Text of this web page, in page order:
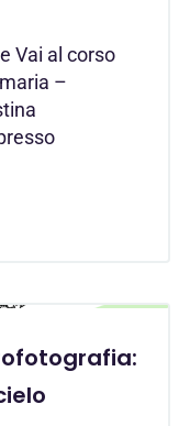
Vai al corso
–